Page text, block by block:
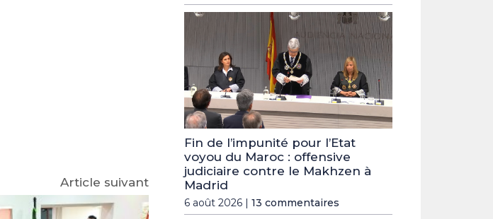
Article suivant
Fin de l’impunité pour l’Etat
voyou du Maroc : offensive
judiciaire contre le Makhzen à
Madrid
6 août 2026 | 13 commentaires